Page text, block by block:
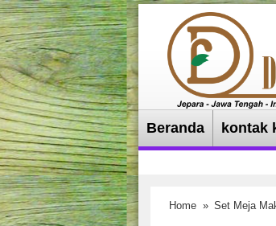
Beranda kontak
Home » Set Meja